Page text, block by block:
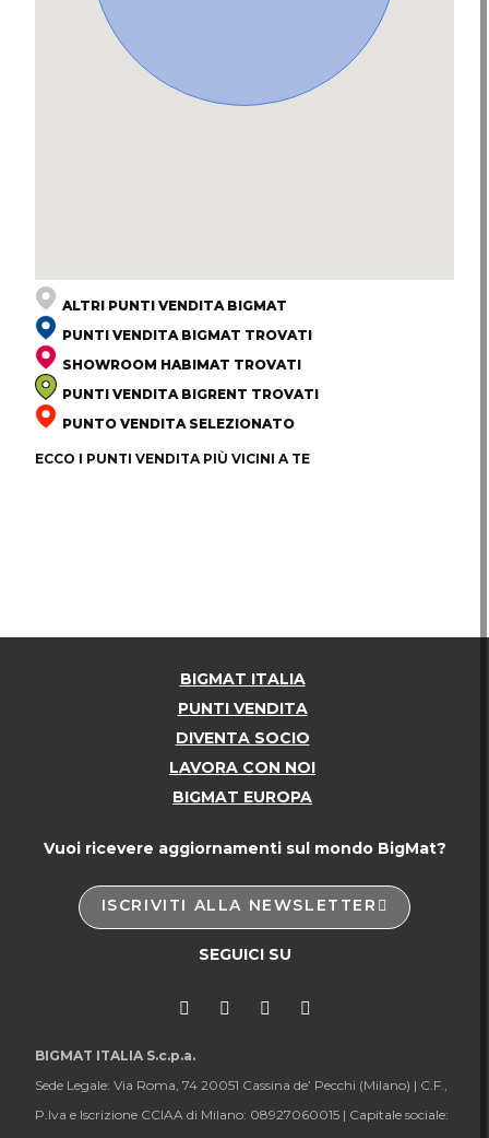
ALTRI PUNTI VENDITA BIGMAT
PUNTI VENDITA BIGMAT TROVATI
SHOWROOM HABIMAT TROVATI
PUNTI VENDITA BIGRENT TROVATI
PUNTO VENDITA SELEZIONATO
ECCO I PUNTI VENDITA PIÙ VICINI A TE
BIGMAT ITALIA
PUNTI VENDITA
DIVENTA SOCIO
LAVORA CON NOI
BIGMAT EUROPA
Vuoi ricevere aggiornamenti sul mondo BigMat?
ISCRIVITI ALLA NEWSLETTER
SEGUICI SU
BIGMAT ITALIA S.c.p.a.
Sede Legale: Via Roma, 74 20051 Cassina de’ Pecchi (Milano) | C.F.,
P.Iva e Iscrizione CCIAA di Milano: 08927060015 | Capitale sociale: